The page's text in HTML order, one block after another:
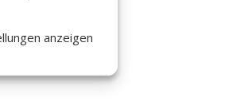
anzeigen